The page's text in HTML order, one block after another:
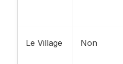
Le Village Non